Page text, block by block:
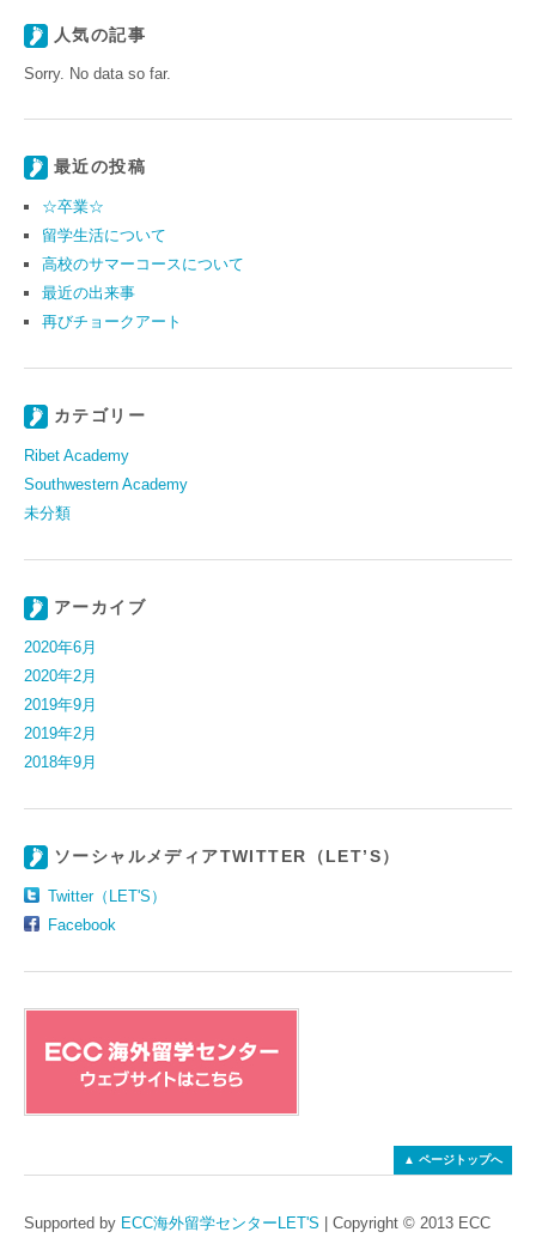
人気の記事
Sorry. No data so far.
最近の投稿
☆卒業☆
留学生活について
高校のサマーコースについて
最近の出来事
再びチョークアート
カテゴリー
Ribet Academy
Southwestern Academy
未分類
アーカイブ
2020年6月
2020年2月
2019年9月
2019年2月
2018年9月
ソーシャルメディアTWITTER（LET’S）
Twitter（LET'S）
Facebook
▲ ページトップへ
Supported by ECC海外留学センターLET'S
Copyright © 2013 ECC